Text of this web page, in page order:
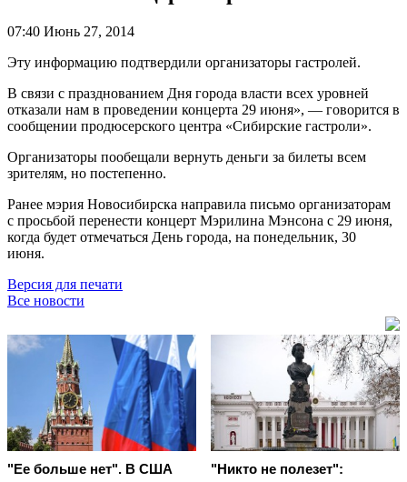
07:40 Июнь 27, 2014
Эту информацию подтвердили организаторы гастролей.
В связи с празднованием Дня города власти всех уровней
отказали нам в проведении концерта 29 июня», — говорится в
сообщении продюсерского центра «Сибирские гастроли».
Организаторы пообещали вернуть деньги за билеты всем
зрителям, но постепенно.
Ранее мэрия Новосибирска направила письмо организаторам
с просьбой перенести концерт Мэрилина Мэнсона с 29 июня,
когда будет отмечаться День города, на понедельник, 30
июня.
Версия для печати
Все новости
"Ее больше нет". В США
"Никто не полезет":